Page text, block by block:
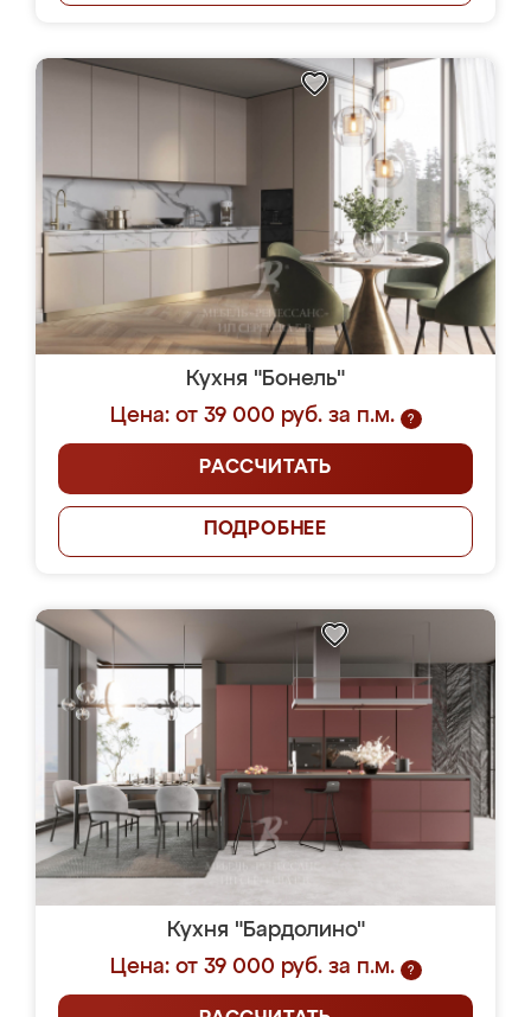
Кухня "Бонель"
Цена: от 39 000 руб. за п.м.
?
РАССЧИТАТЬ
ПОДРОБНЕЕ
Кухня "Бардолино"
Цена: от 39 000 руб. за п.м.
?